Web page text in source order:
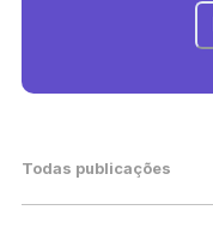
Todas publicações